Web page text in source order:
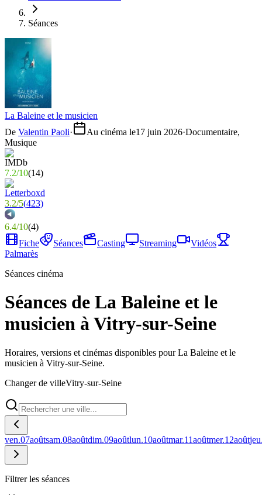
Séances
La Baleine et le musicien
De Valentin Paoli· Au cinéma le17 juin 2026·Documentaire,
Musique
7.2/10(14)
3.2/5(423)
6.4/10(4)
Fiche
Séances Casting Streaming
Vidéos
Palmarès
Séances cinéma
Séances de La Baleine et le
musicien à Vitry-sur-Seine
Horaires, versions et cinémas disponibles pour La Baleine et le
musicien à Vitry-sur-Seine.
Changer de villeVitry-sur-Seine
ven.07aoûtsam.08aoûtdim.09aoûtlun.10aoûtmar.11aoûtmer.12août
Filtrer les séances